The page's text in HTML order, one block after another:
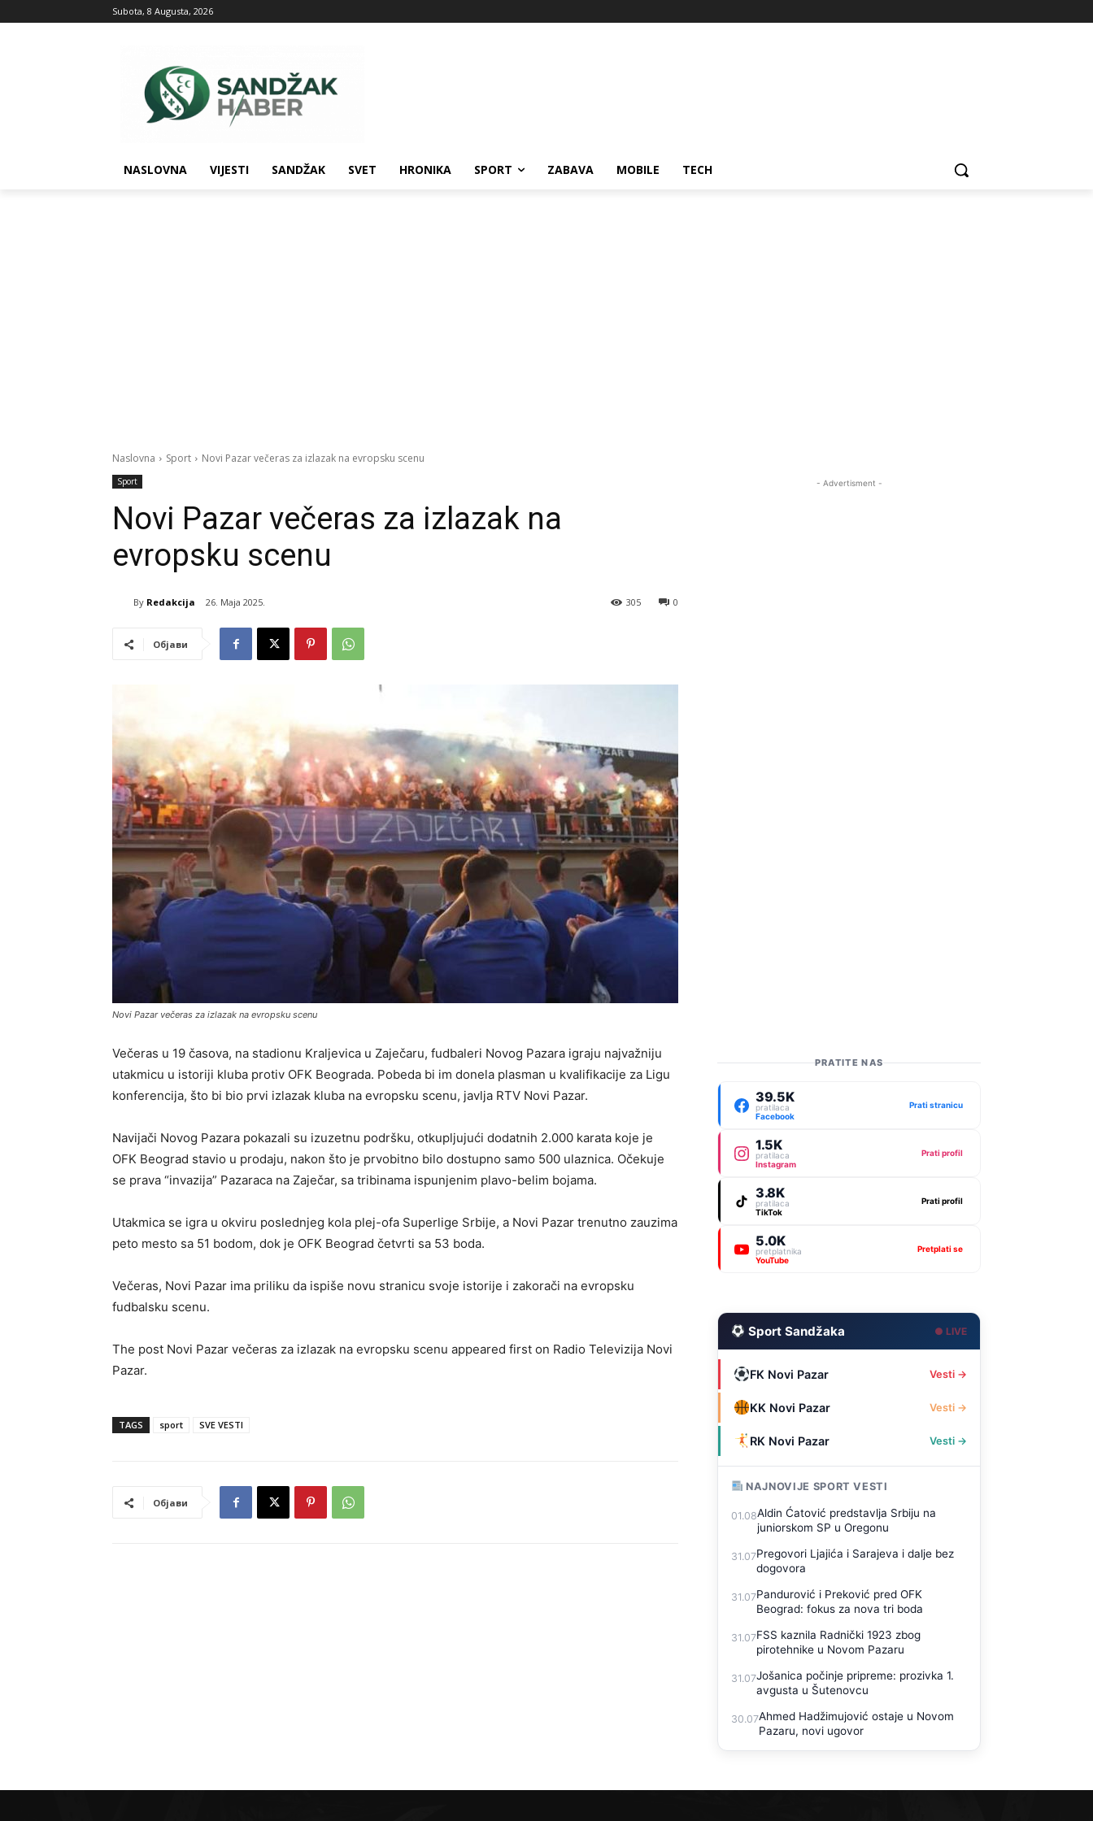
Subota, 8 Augusta, 2026
NASLOVNA VIJESTI SANDŽAK SVET HRONIKA SPORT ZABAVA MOBILE TECH
Naslovna Sport Novi Pazar večeras za izlazak na evropsku scenu
Sport
Novi Pazar večeras za izlazak na
evropsku scenu
By Redakcija 26. Maja 2025. 0
305
Објави
Novi Pazar večeras za izlazak na evropsku scenu
Večeras u 19 časova, na stadionu Kraljevica u Zaječaru, fudbaleri Novog Pazara igraju najvažniju
utakmicu u istoriji kluba protiv OFK Beograda. Pobeda bi im donela plasman u kvalifikacije za Ligu
konferencija, što bi bio prvi izlazak kluba na evropsku scenu, javlja RTV Novi Pazar.
Navijači Novog Pazara pokazali su izuzetnu podršku, otkupljujući dodatnih 2.000 karata koje je
OFK Beograd stavio u prodaju, nakon što je prvobitno bilo dostupno samo 500 ulaznica. Očekuje
se prava “invazija” Pazaraca na Zaječar, sa tribinama ispunjenim plavo-belim bojama.
Utakmica se igra u okviru poslednjeg kola plej-ofa Superlige Srbije, a Novi Pazar trenutno zauzima
peto mesto sa 51 bodom, dok je OFK Beograd četvrti sa 53 boda.
Večeras, Novi Pazar ima priliku da ispiše novu stranicu svoje istorije i zakorači na evropsku
fudbalsku scenu.
The post Novi Pazar večeras za izlazak na evropsku scenu appeared first on Radio Televizija Novi
Pazar.
TAGS sport SVE VESTI
Објави
- Advertisment -
PRATITE NAS
39.5K
pratilaca
Facebook
Prati stranicu
1.5K
pratilaca
Instagram
Prati profil
3.8K
pratilaca
TikTok
Prati profil
5.0K
pretplatnika
YouTube
Pretplati se
Sport Sandžaka ● LIVE
FK Novi Pazar Vesti →
KK Novi Pazar Vesti →
RK Novi Pazar Vesti →
NAJNOVIJE SPORT VESTI
01.08Aldin Ćatović predstavlja Srbiju na
juniorskom SP u Oregonu
31.07Pregovori Ljajića i Sarajeva i dalje bez
dogovora
31.07Pandurović i Preković pred OFK
Beograd: fokus za nova tri boda
31.07FSS kaznila Radnički 1923 zbog
pirotehnike u Novom Pazaru
31.07Jošanica počinje pripreme: prozivka 1.
avgusta u Šutenovcu
30.07Ahmed Hadžimujović ostaje u Novom
Pazaru, novi ugovor